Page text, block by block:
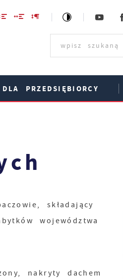
DLA PRZEDSIĘBIORCY
składający
województwa
nakryty dachem